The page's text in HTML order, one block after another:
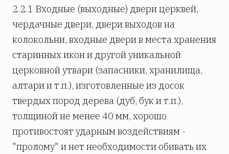
2.2.1 Входные (выходные) двери церквей,
чердачные двери, двери выходов на
колокольни, входные двери в места хранения
старинных икон и другой уникальной
церковной утвари (запасники, хранилища,
алтари и т.п.), изготовленные из досок
твердых пород дерева (дуб, бук и т.п.),
толщиной не менее 40 мм, хорошо
противостоят ударным воздействиям -
"пролому" и нет необходимости обивать их